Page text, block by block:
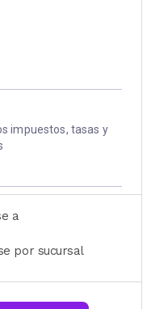
impuestos, tasas y
a
por sucursal